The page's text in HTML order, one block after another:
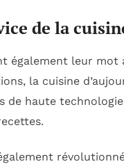
de la
également leur
la cuisine
de haute